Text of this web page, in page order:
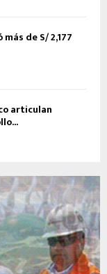
de S/ 2,177
articulan